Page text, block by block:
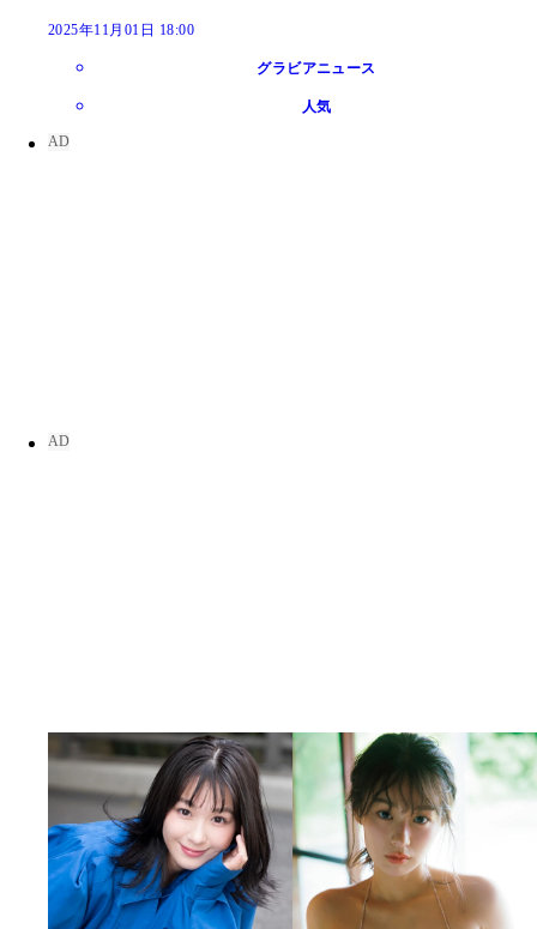
2025年11月01日 18:00
グラビアニュース
人気